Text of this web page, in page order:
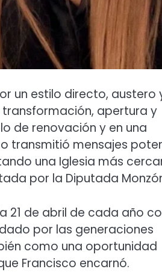
un estilo directo, austero
apertura y
de renovación y en una
transmitió mensajes
una Iglesia más
por la Diputada
21 de abril de cada año
por las generaciones
como una oportunidad
Francisco encarnó.